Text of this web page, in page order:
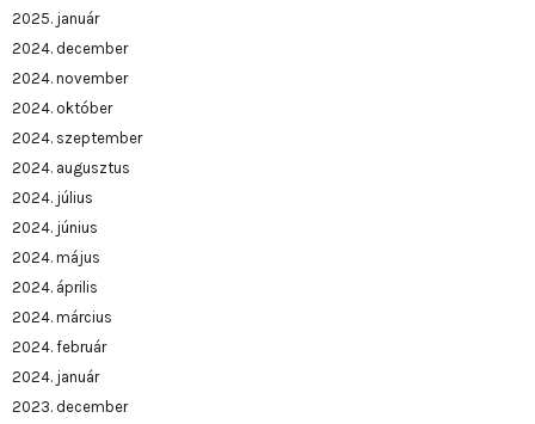
2025. január
2024. december
2024. november
2024. október
2024. szeptember
2024. augusztus
2024. július
2024. június
2024. május
2024. április
2024. március
2024. február
2024. január
2023. december